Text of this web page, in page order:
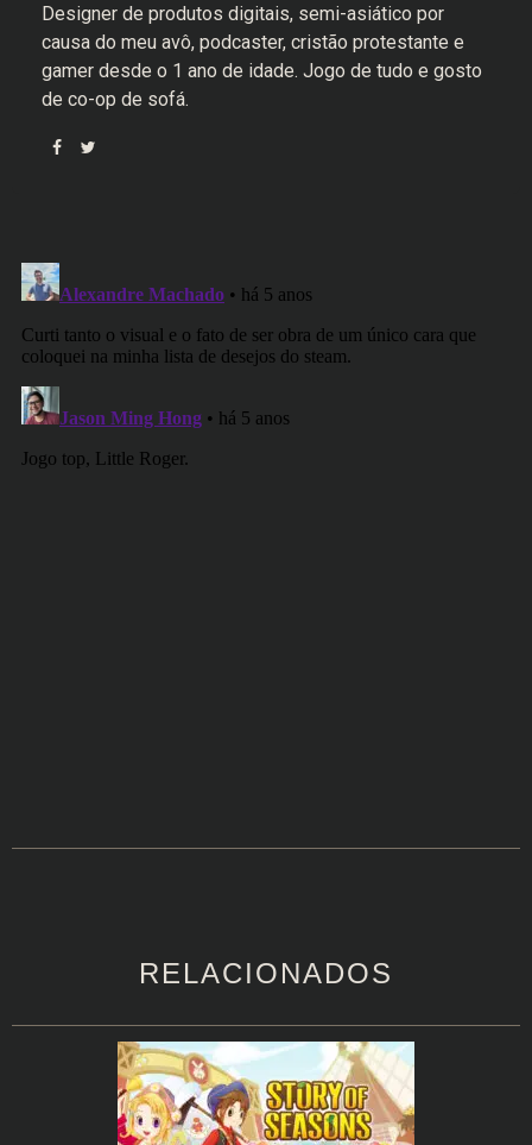
Designer de produtos digitais, semi-asiático por
causa do meu avô, podcaster, cristão protestante e
gamer desde o 1 ano de idade. Jogo de tudo e gosto
de co-op de sofá.
RELACIONADOS